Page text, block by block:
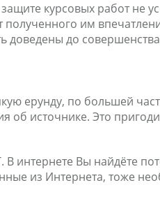
курсовых работ не
им
доведены до
ерунду, по большей
об источнике. Это
интернете Вы найдёте
из Интернета, тоже